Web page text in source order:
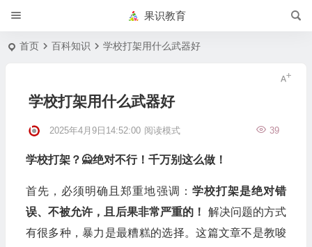
果识教育
首页 百科知识 学校打架用什么武器好
学校打架用什么武器好
2025年4月9日14:52:00 39
阅读模式
学校打架？🙅绝对不行！千万别这么做！
首先，必须明确且郑重地强调： 学校打架是绝对错
误、不被允许，且后果非常严重的！
解决问题的方式
有很多种，暴力是最糟糕的选择。这篇文章不是教唆